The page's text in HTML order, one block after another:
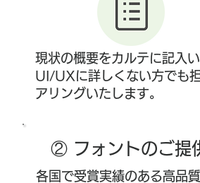
現状の概要をカルテに記入い
UI/UXに詳しくない方でも
アリングいたします。
② フォントのご提
各国で受賞実績のある高品